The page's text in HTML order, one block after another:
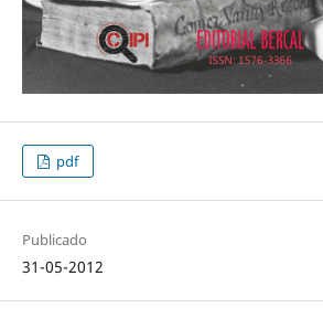
pdf
Publicado
31-05-2012